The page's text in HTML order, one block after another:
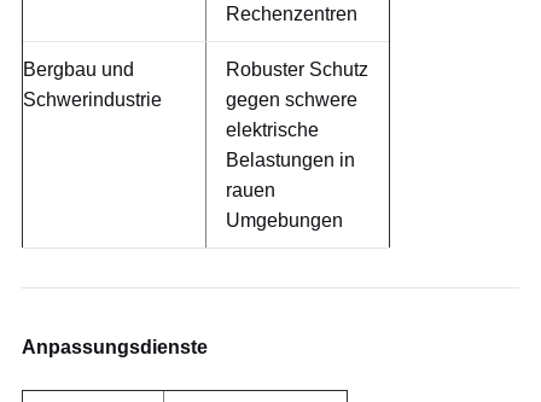
Rechenzentren
Bergbau und
Schwerindustrie
Robuster Schutz
gegen schwere
elektrische
Belastungen in
rauen
Umgebungen
Anpassungsdienste